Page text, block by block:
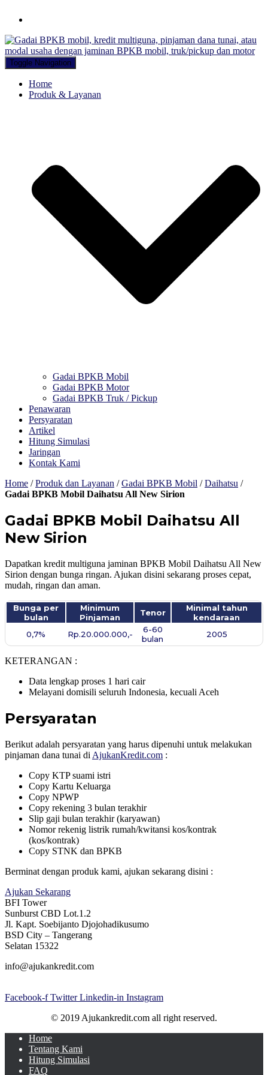
Toggle Navigation
Home
Produk & Layanan
Gadai BPKB Mobil
Gadai BPKB Motor
Gadai BPKB Truk / Pickup
Penawaran
Persyaratan
Artikel
Hitung Simulasi
Jaringan
Kontak Kami
Home /Produk dan Layanan /Gadai BPKB Mobil /Daihatsu /
Gadai BPKB Mobil Daihatsu All New Sirion
Gadai BPKB Mobil Daihatsu All
New Sirion
Dapatkan kredit multiguna jaminan BPKB Mobil Daihatsu All New
Sirion dengan bunga ringan. Ajukan disini sekarang proses cepat,
mudah, ringan dan aman.
Bunga per
bulan
Minimum
Pinjaman
Tenor
Minimal tahun
kendaraan
0,7%
Rp.20.000.000,-
6-60
bulan
2005
KETERANGAN :
Data lengkap proses 1 hari cair
Melayani domisili seluruh Indonesia, kecuali Aceh
Persyaratan
Berikut adalah persyaratan yang harus dipenuhi untuk melakukan
pinjaman dana tunai di AjukanKredit.com :
Copy KTP suami istri
Copy Kartu Keluarga
Copy NPWP
Copy rekening 3 bulan terakhir
Slip gaji bulan terakhir (karyawan)
Nomor rekenig listrik rumah/kwitansi kos/kontrak
(kos/kontrak)
Copy STNK dan BPKB
Berminat dengan produk kami, ajukan sekarang disini :
Ajukan Sekarang
BFI Tower
Sunburst CBD Lot.1.2
Jl. Kapt. Soebijanto Djojohadikusumo
BSD City – Tangerang
Selatan 15322
info@ajukankredit.com
Facebook-f Twitter Linkedin-in Instagram
© 2019 Ajukankredit.com all right reserved.
Home
Tentang Kami
Hitung Simulasi
FAQ